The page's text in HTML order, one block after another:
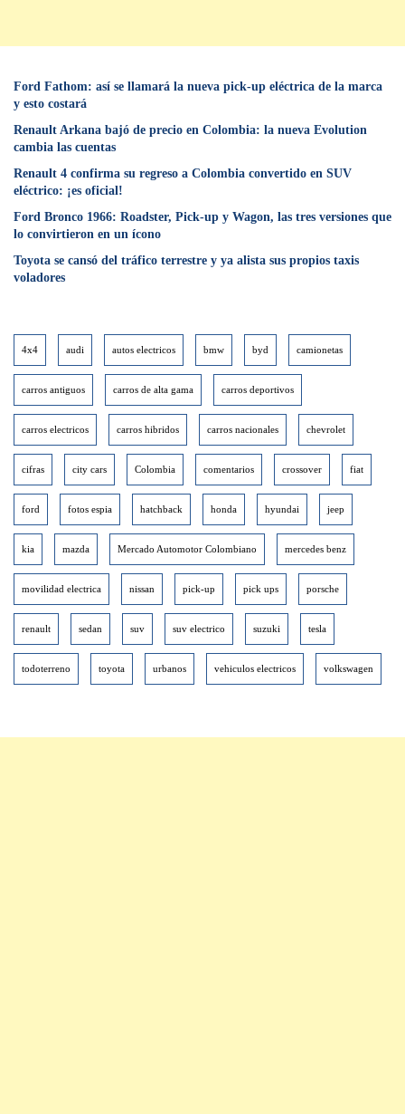
Ford Fathom: así se llamará la nueva pick-up eléctrica de la marca
y esto costará
Renault Arkana bajó de precio en Colombia: la nueva Evolution
cambia las cuentas
Renault 4 confirma su regreso a Colombia convertido en SUV
eléctrico: ¡es oficial!
Ford Bronco 1966: Roadster, Pick-up y Wagon, las tres versiones que
lo convirtieron en un ícono
Toyota se cansó del tráfico terrestre y ya alista sus propios taxis
voladores
4x4 audi autos electricos bmw byd camionetas
carros antiguos carros de alta gama carros deportivos
carros electricos carros hibridos carros nacionales chevrolet
cifras city cars Colombia comentarios crossover fiat
ford fotos espia hatchback honda hyundai jeep
kia mazda Mercado Automotor Colombiano mercedes benz
movilidad electrica nissan pick-up pick ups porsche
renault sedan suv suv electrico suzuki tesla
todoterreno toyota urbanos vehiculos electricos volkswagen